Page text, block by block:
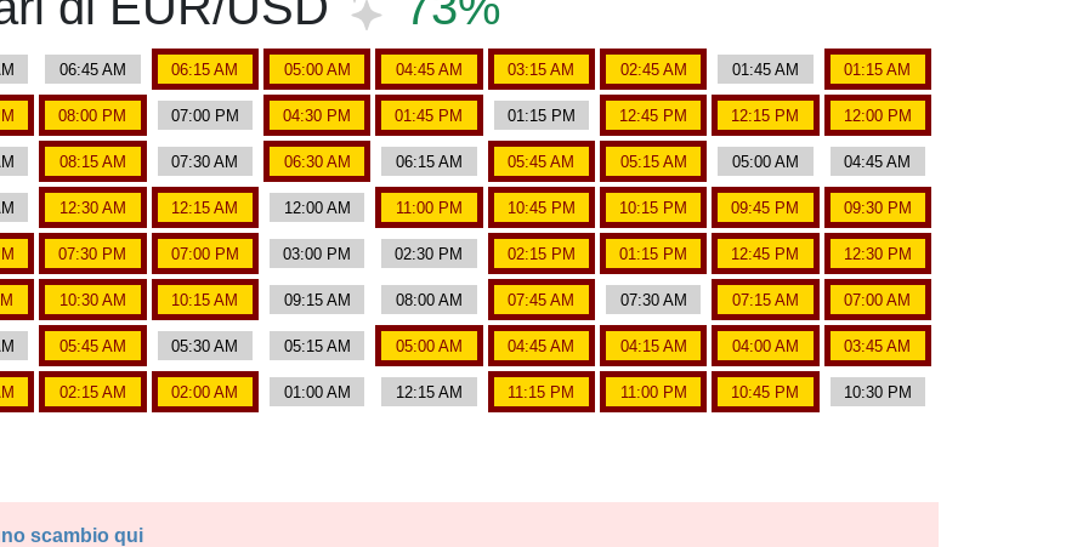
06:45 AM 06:15 AM 05:00 AM 04:45 AM 03:15 AM 02:45 AM 01:45 AM 01:15 AM
08:00 PM 07:00 PM 04:30 PM 01:45 PM 01:15 PM 12:45 PM 12:15 PM 12:00 PM
08:15 AM 07:30 AM 06:30 AM 06:15 AM 05:45 AM 05:15 AM 05:00 AM 04:45 AM
12:30 AM 12:15 AM 12:00 AM 11:00 PM 10:45 PM 10:15 PM 09:45 PM 09:30 PM
07:30 PM 07:00 PM 03:00 PM 02:30 PM 02:15 PM 01:15 PM 12:45 PM 12:30 PM
10:30 AM 10:15 AM 09:15 AM 08:00 AM 07:45 AM 07:30 AM 07:15 AM 07:00 AM
05:45 AM 05:30 AM 05:15 AM 05:00 AM 04:45 AM 04:15 AM 04:00 AM 03:45 AM
02:15 AM 02:00 AM 01:00 AM 12:15 AM 11:15 PM 11:00 PM 10:45 PM 10:30 PM
scambio qui